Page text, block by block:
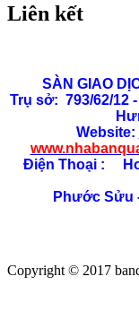
Liên kết
SÀN GIAO
Trụ sở: 793/62/12
Website:
Điện Thoại :
Phước Sửu
Copyright © 2017